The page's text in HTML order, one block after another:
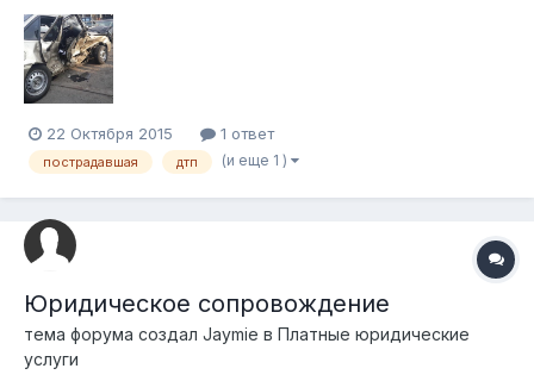
которого чудом осталась жива! Но у нас в стране так все
несправедлив целых 5 месяцев ждала пока этот парень
совершивший дтп хотя б...
22 Октября 2015 1 ответ
пострадавшая дтп (и еще 1 )
Юридическое сопровождение
тема форума создал Jaymie в Платные юридические
услуги